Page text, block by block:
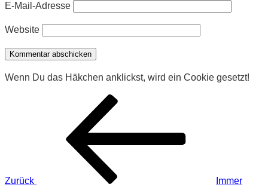
E-Mail-Adresse
Website
Wenn Du das Häkchen anklickst, wird ein Cookie gesetzt!
Beitragsnavigation
Zurück
Immer